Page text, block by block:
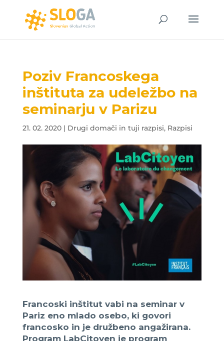
Poziv Francoskega
inštituta za udeležbo na
seminarju v Parizu
21. 02. 2020| Drugi domači in tuji razpisi, Razpisi
Francoski inštitut vabi na seminar v
Pariz eno mlado osebo, ki govori
francosko in je družbeno angažirana.
Program LabCitoyen je program